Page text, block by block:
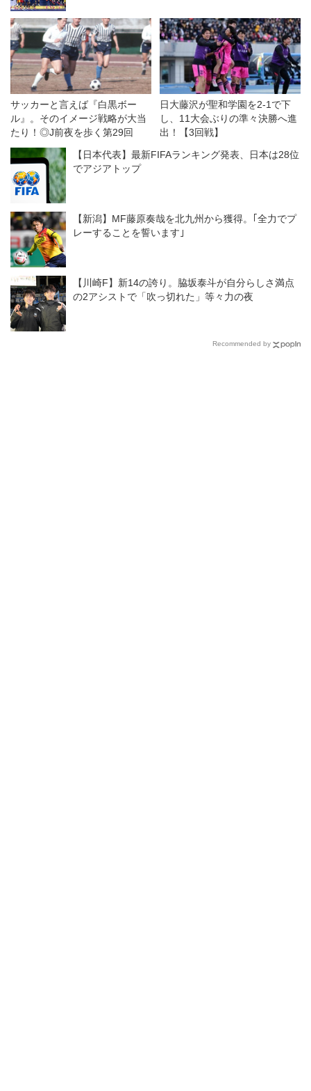
サッカーと言えば『白黒ボー
ル』。そのイメージ戦略が大当
たり！◎J前夜を歩く第29回
日大藤沢が聖和学園を2-1で下
し、11大会ぶりの準々決勝へ進
出！【3回戦】
【日本代表】最新FIFAランキング発表、日本は28位
でアジアトップ
【新潟】MF藤原奏哉を北九州から獲得。｢全力でプ
レーすることを誓います｣
【川崎F】新14の誇り。脇坂泰斗が自分らしさ満点
の2アシストで「吹っ切れた」等々力の夜
Recommended by